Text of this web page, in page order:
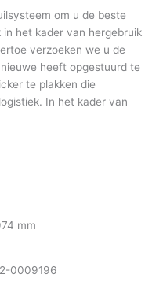
om u de beste
het kader van hergebruik
verzoeken we u de
heeft opgestuurd te
te plakken die
In het kader van
mm
0009196